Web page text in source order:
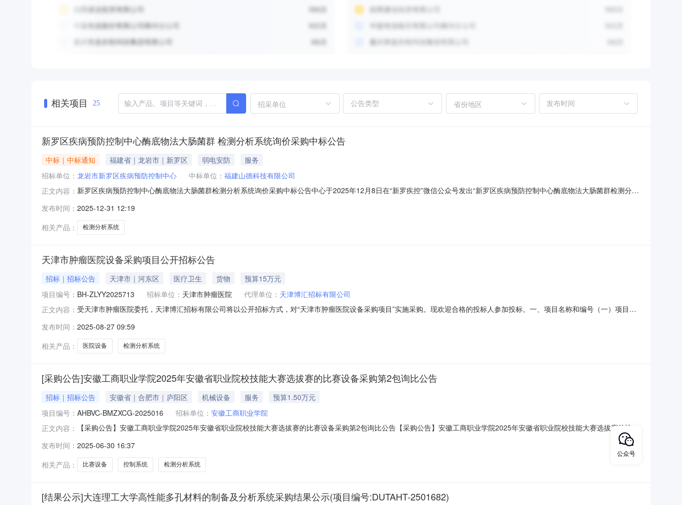
相关项目 25 招采单位 省份地区
新罗区疾病预防控制中心酶底物法大肠菌群 检测分析系统询价采购中标公告
中标｜中标通知 福建省｜龙岩市｜新罗区 弱电安防
服务
招标单位： 龙岩市新罗区疾病预防控制中心 中标单位： 福建山德科技有限公司
正文内容： 新罗区疾病预防控制中心酶底物法大肠菌群检测分析系统询价采购中标公告中心于2025年12月8日在“新罗疾控”微信公众号发出“新罗区疾病预防控制中心酶底物法大肠菌群检测分析
确定福建山德科技有限公司中标。龙岩市新罗区疾病预防控制中心2025年12月30日
发布时间： 2025-12-31 12:19
相关产品：
检测分析系统
天津市肿瘤医院设备采购项目公开招标公告
招标｜招标公告 天津市｜河东区 医疗卫生 货物
预算15万元
项目编号： BH-ZLYY2025713 招标单位： 天津市肿瘤医院 代理单位： 天津博汇招标有限公司
正文内容： 受天津市肿瘤医院委托，天津博汇招标有限公司将以公开招标方式，对“天津市肿瘤医院设备采购项目”实施采购。现欢迎合格的投标人参加投标。一、项目名称和编号（一）项目名
同签订后30日内三、项目需要落实的政府采购政策1.根据《政府采购促进中小企业发展管理办法》（财库[2020]46号）及《财政部关于进一步加大政府采购支持中小企业力度的通
知》（财库[2022
发布时间： 2025-08-27 09:59
相关产品：
医院设备 检测分析系统
[采购公告]安徽工商职业学院2025年安徽省职业院校技能大赛选拔赛的比赛设备采购第2包询比公告
招标｜招标公告 安徽省｜合肥市｜庐阳区 机械设备 服务
预算1.50万元
项目编号： AHBVC-BMZXCG-2025016 招标单位： 安徽工商职业学院
正文内容：
【采购公告】安徽工商职业学院2025年安徽省职业院校技能大赛选拔赛的比赛设备采购第2包询比公告【采购公告】安徽工商职业学院2025年安徽省职业院校技能大赛选拔赛的比赛
设备采购第2包询比公告现对“安徽工商职业学院2025年安徽省职业院校技能大赛选拔赛的比赛设备采购”（项目编号：AHBVC-BMZXCG-2025016）进行询比，欢迎合格的供应商报
价。一、项目概况根据安徽省职业院校技能大赛（高职组）方案的通知，学校现在正在进行准备下一阶段的备赛。前期已经完成项目的选择，并完成了一些数字化设计的图纸工作。
本项项目学校预算
发布时间： 2025-06-30 16:37
相关产品：
比赛设备 控制系统 检测分析系统
[结果公示]大连理工大学高性能多孔材料的制备及分析系统采购结果公示(项目编号:DUTAHT-2501682)
公众号